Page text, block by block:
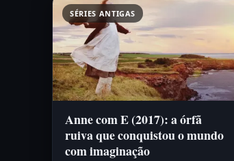
SÉRIES ANTIGAS
Anne com E (2017): a órfã
ruiva que conquistou o mundo
com imaginação